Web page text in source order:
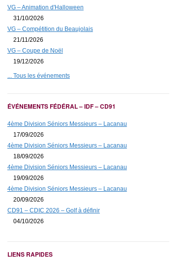
VG – Animation d'Halloween
31/10/2026
VG – Compétition du Beaujolais
21/11/2026
VG – Coupe de Noël
19/12/2026
... Tous les événements
ÉVÉNEMENTS FÉDÉRAL – IDF – CD91
4ème Division Séniors Messieurs – Lacanau
17/09/2026
4ème Division Séniors Messieurs – Lacanau
18/09/2026
4ème Division Séniors Messieurs – Lacanau
19/09/2026
4ème Division Séniors Messieurs – Lacanau
20/09/2026
CD91 – CDIC 2026 – Golf à définir
04/10/2026
LIENS RAPIDES